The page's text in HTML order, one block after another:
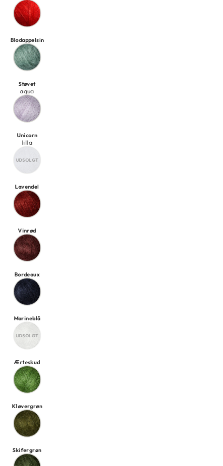
Blodappelsin
Støvet
aqua
Unicorn
lilla
Lavendel
Vinrød
Bordeaux
Marineblå
Ærteskud
Kløvergrøn
Skifergrøn